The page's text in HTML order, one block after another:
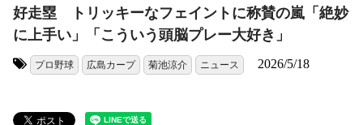
好走塁 トリッキーなフェイントに称賛の嵐「絶妙
に上手い」「こういう頭脳プレー大好き」
プロ野球 広島カープ 菊池涼介 ニュース 2026/5/18